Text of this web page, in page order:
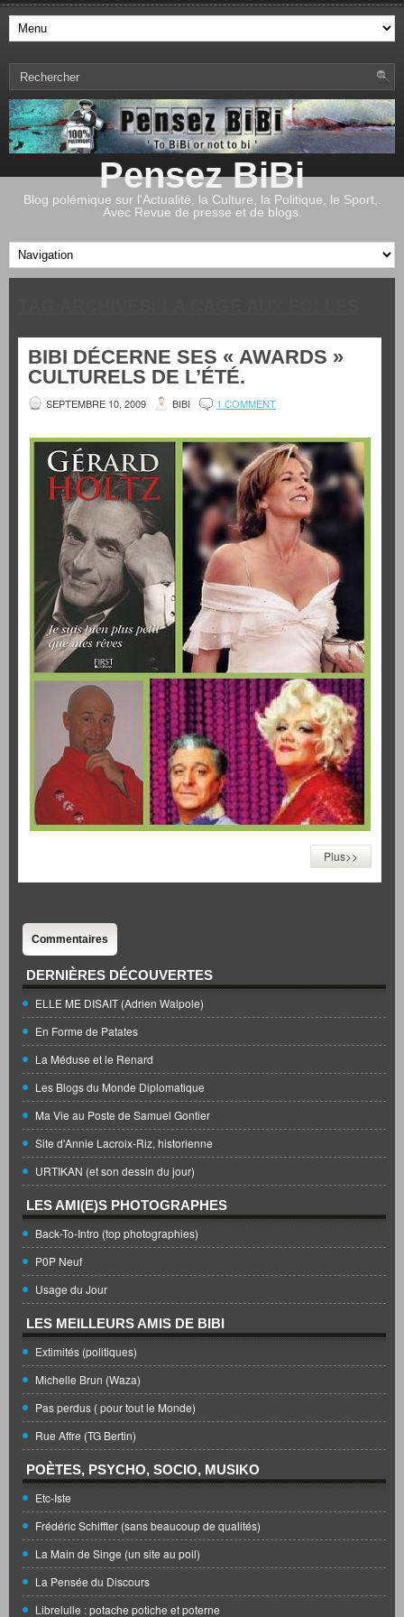
Pensez BiBi
Blog polémique sur l'Actualité, la Culture, la Politique, le Sport,.
Avec Revue de presse et de blogs.
BIBI DÉCERNE SES « AWARDS »
CULTURELS DE L’ÉTÉ.
SEPTEMBRE 10, 2009 BIBI 1 COMMENT
Plus>>
Commentaires
DERNIÈRES DÉCOUVERTES
ELLE ME DISAIT (Adrien Walpole)
En Forme de Patates
La Méduse et le Renard
Les Blogs du Monde Diplomatique
Ma Vie au Poste de Samuel Gontier
Site d'Annie Lacroix-Riz, historienne
URTIKAN (et son dessin du jour)
LES AMI(E)S PHOTOGRAPHES
Back-To-Intro (top photographies)
P0P Neuf
Usage du Jour
LES MEILLEURS AMIS DE BIBI
Extimités (politiques)
Michelle Brun (Waza)
Pas perdus ( pour tout le Monde)
Rue Affre (TG Bertin)
POÈTES, PSYCHO, SOCIO, MUSIKO
Etc-Iste
Frédéric Schiffter (sans beaucoup de qualités)
La Main de Singe (un site au poil)
La Pensée du Discours
Librelulle : potache potiche et poterne